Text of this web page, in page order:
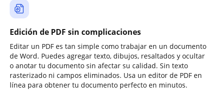
Edición de PDF sin complicaciones
Editar un PDF es tan simple como trabajar en un documento
de Word. Puedes agregar texto, dibujos, resaltados y ocultar
o anotar tu documento sin afectar su calidad. Sin texto
rasterizado ni campos eliminados. Usa un editor de PDF en
línea para obtener tu documento perfecto en minutos.